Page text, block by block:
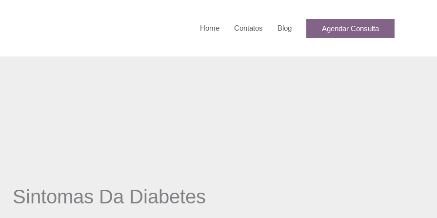
Home Contatos Blog Agendar Consulta
Sintomas Da Diabetes